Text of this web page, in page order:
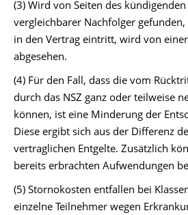
(3) Wird von Seiten des
vergleichbarer Nachfolger gefunden,
in den Vertrag eintritt, wird von
abgesehen.
(4) Für den Fall, dass die vom
durch das NSZ ganz oder teilweise
können, ist eine Minderung der
Diese ergibt sich aus der Differenz
vertraglichen Entgelte. Zusätzlich
bereits erbrachten Aufwendungen
(5) Stornokosten entfallen bei
einzelne Teilnehmer wegen